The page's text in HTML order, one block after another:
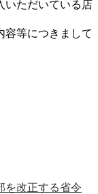
いただいている店
容等につきまして
を改正する省令